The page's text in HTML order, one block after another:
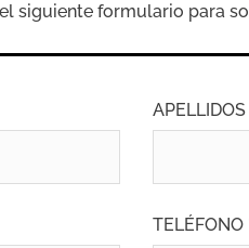
siguiente formulario para
APELLIDOS
TELÉFONO